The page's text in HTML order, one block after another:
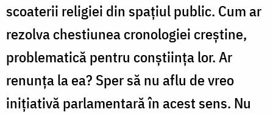
scoaterii religiei din spațiul public. Cum ar
rezolva chestiunea cronologiei creștine,
problematică pentru conștiința lor. Ar
renunța la ea? Sper să nu aflu de vreo
inițiativă parlamentară în acest sens. Nu